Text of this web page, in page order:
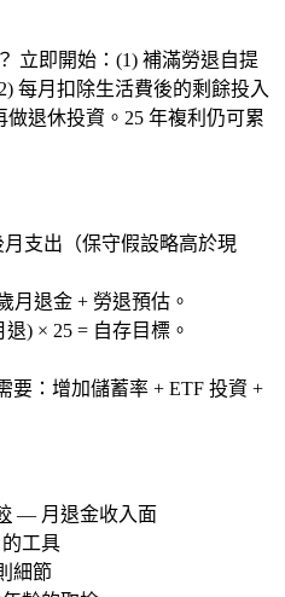
立即開始：(1) 補滿勞退自提
每月扣除生活費後的剩餘投入
退休投資。25 年複利仍可累
支出（保守假設略高於現
月退金 + 勞退預估。
) × 25 = 自存目標。
要：增加儲蓄率 + ETF 投資 +
— 月退金收入面
工具
細節